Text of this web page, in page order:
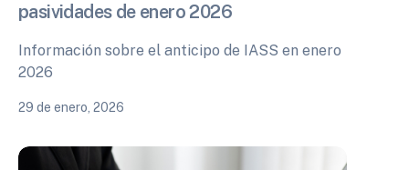
pasividades de enero 2026
Información sobre el anticipo de IASS en enero
2026
29 de enero, 2026